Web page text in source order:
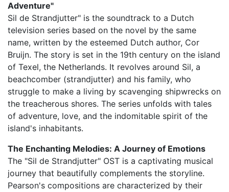
Adventure"
Sil de Strandjutter" is the soundtrack to a Dutch
television series based on the novel by the same
name, written by the esteemed Dutch author, Cor
Bruijn. The story is set in the 19th century on the island
of Texel, the Netherlands. It revolves around Sil, a
beachcomber (strandjutter) and his family, who
struggle to make a living by scavenging shipwrecks on
the treacherous shores. The series unfolds with tales
of adventure, love, and the indomitable spirit of the
island's inhabitants.
The Enchanting Melodies: A Journey of Emotions
The "Sil de Strandjutter" OST is a captivating musical
journey that beautifully complements the storyline.
Pearson's compositions are characterized by their